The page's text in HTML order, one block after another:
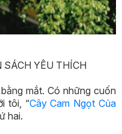
SÁCH YÊU THÍCH
mắt. Có những cuốn
tôi, “Cây Cam Ngọt Của
hai.